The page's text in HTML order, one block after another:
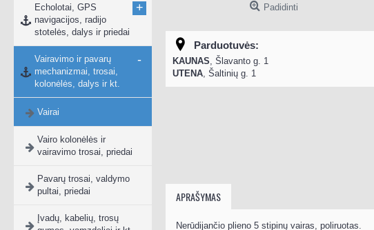
Echolotai, GPS
navigacijos, radijo
stotelės, dalys ir priedai
+
Vairavimo ir pavarų
mechanizmai, trosai,
kolonėlės, dalys ir kt.
-
Vairai
Vairo kolonėlės ir
vairavimo trosai, priedai
Pavarų trosai, valdymo
pultai, priedai
Įvadų, kabelių, trosų
Padidinti
Parduotuvės:
KAUNAS, Šlavanto g. 1
UTENA, Šaltinių g. 1
APRAŠYMAS
Nerūdijančio plieno 5 stipinų vairas, poliruotas.